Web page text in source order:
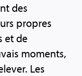
des
propres
et de
moments,
Les